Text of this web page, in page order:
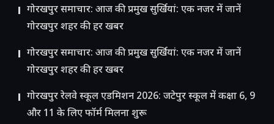
गोरखपुर समाचार: आज की प्रमुख सुर्खियां: एक नजर में जानें
गोरखपुर शहर की हर खबर
गोरखपुर समाचार: आज की प्रमुख सुर्खियां: एक नजर में जानें
गोरखपुर शहर की हर खबर
गोरखपुर रेलवे स्कूल एडमिशन 2026: जटेपुर स्कूल में कक्षा 6, 9
और 11 के लिए फॉर्म मिलना शुरू